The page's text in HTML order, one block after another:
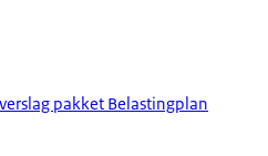
pakket Belastingplan